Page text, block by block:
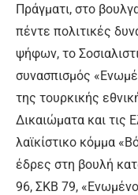
Πράγματι, στο
πέντε πολιτικές
ψήφων, το
συνασπισμός
της τουρκικής
Δικαιώματα και τις
λαϊκίστικο κόμμα
έδρες στη βουλή
96, ΣΚΒ 79,